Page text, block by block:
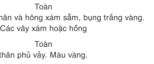
Toàn
và hông xám sẫm, bụng trắng vàng.
Các vây xám hoặc hồng
Toàn
phủ vảy. Màu vàng.